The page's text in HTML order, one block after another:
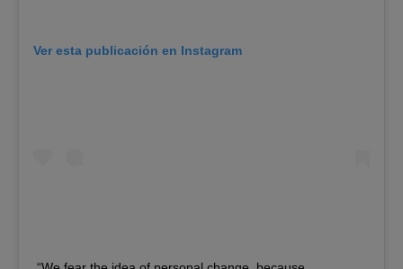
Ver esta publicación en Instagram